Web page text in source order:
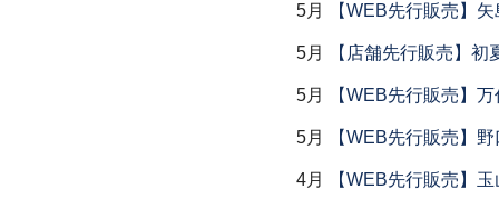
5月 【WEB先行販売】
5月 【店舗先行販売】初
5月 【WEB先行販売】
5月 【WEB先行販売】
4月 【WEB先行販売】